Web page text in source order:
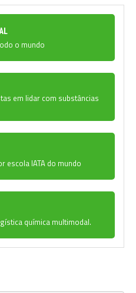
o mundo
em lidar com substâncias
escola IATA do mundo
química multimodal.